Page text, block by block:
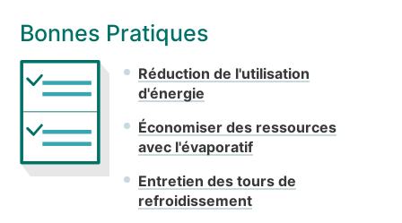
Bonnes Pratiques
Réduction de l'utilisation
d'énergie
Économiser des ressources
avec l'évaporatif
Entretien des tours de
refroidissement